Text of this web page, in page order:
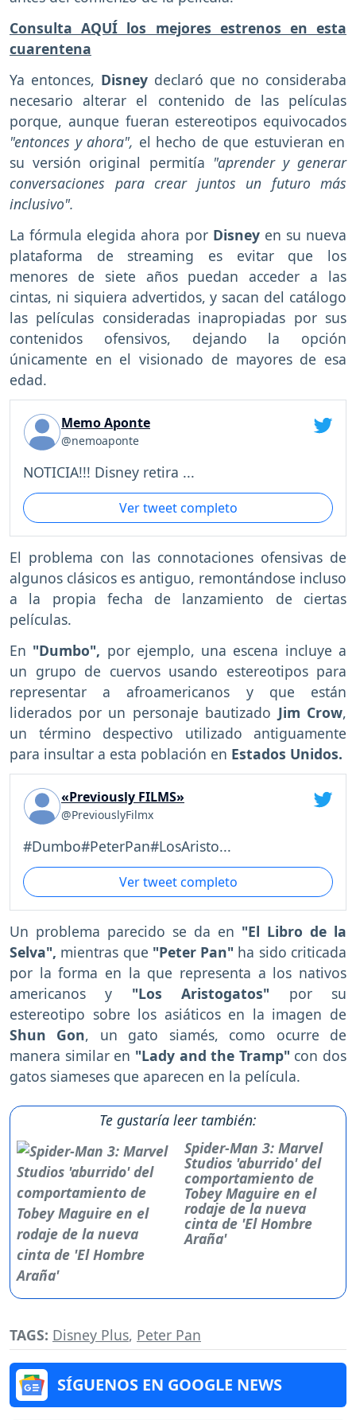
Consulta AQUÍ los mejores estrenos en esta
cuarentena
Ya entonces, Disney declaró que no consideraba
necesario alterar el contenido de las películas
porque, aunque fueran estereotipos equivocados
"entonces y ahora", el hecho de que estuvieran en
su versión original permitía "aprender y generar
conversaciones para crear juntos un futuro más
inclusivo".
La fórmula elegida ahora por Disney en su nueva
plataforma de streaming es evitar que los
menores de siete años puedan acceder a las
cintas, ni siquiera advertidos, y sacan del catálogo
las películas consideradas inapropiadas por sus
contenidos ofensivos, dejando la opción
únicamente en el visionado de mayores de esa
edad.
Memo Aponte
@nemoaponte
NOTICIA!!! Disney retira ...
Ver tweet completo
El problema con las connotaciones ofensivas de
algunos clásicos es antiguo, remontándose incluso
a la propia fecha de lanzamiento de ciertas
películas.
En "Dumbo", por ejemplo, una escena incluye a
un grupo de cuervos usando estereotipos para
representar a afroamericanos y que están
liderados por un personaje bautizado Jim Crow,
un término despectivo utilizado antiguamente
para insultar a esta población en Estados Unidos.
«Previously FILMS»
@PreviouslyFilmx
#Dumbo#PeterPan#LosAristo...
Ver tweet completo
Un problema parecido se da en "El Libro de la
Selva", mientras que "Peter Pan" ha sido criticada
por la forma en la que representa a los nativos
americanos y "Los Aristogatos" por su
estereotipo sobre los asiáticos en la imagen de
Shun Gon, un gato siamés, como ocurre de
manera similar en "Lady and the Tramp" con dos
gatos siameses que aparecen en la película.
Te gustaría leer también:
Spider-Man 3: Marvel
Studios 'aburrido' del
comportamiento de
Tobey Maguire en el
rodaje de la nueva
cinta de 'El Hombre
Araña'
TAGS: Disney Plus, Peter Pan
SÍGUENOS EN GOOGLE NEWS